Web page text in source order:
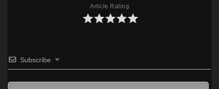
Article Rating
Subscribe